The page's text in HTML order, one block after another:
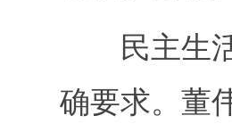
民主生活
确要求。董